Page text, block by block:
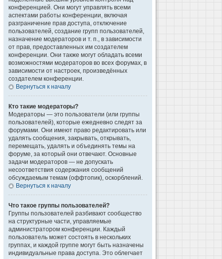
конференцией. Они могут управлять всеми
аспектами работы конференции, включая
разграничение прав доступа, отключение
пользователей, создание групп пользователей,
назначение модераторов и т. п., в зависимости
от прав, предоставленных им создателем
конференции. Они также могут обладать всеми
возможностями модераторов во всех форумах, в
зависимости от настроек, произведённых
создателем конференции.
Вернуться к началу
Кто такие модераторы?
Модераторы — это пользователи (или группы
пользователей), которые ежедневно следят за
форумами. Они имеют право редактировать или
удалять сообщения, закрывать, открывать,
перемещать, удалять и объединять темы на
форуме, за который они отвечают. Основные
задачи модераторов — не допускать
несоответствия содержания сообщений
обсуждаемым темам (оффтопик), оскорблений.
Вернуться к началу
Что такое группы пользователей?
Группы пользователей разбивают сообщество
на структурные части, управляемые
администратором конференции. Каждый
пользователь может состоять в нескольких
группах, и каждой группе могут быть назначены
индивидуальные права доступа. Это облегчает